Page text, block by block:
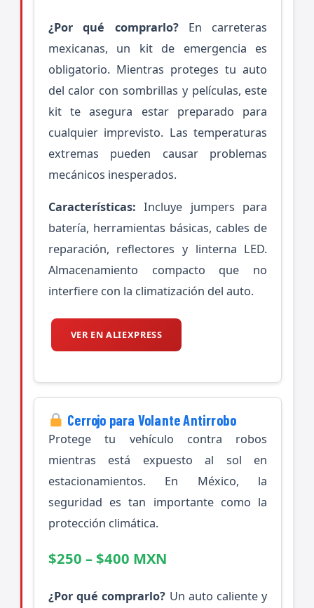
¿Por qué comprarlo?En carreteras
mexicanas, un kit de emergencia es
obligatorio. Mientras proteges tu auto
del calor con sombrillas y películas, este
kit te asegura estar preparado para
cualquier imprevisto. Las temperaturas
extremas pueden causar problemas
mecánicos inesperados.
Características: Incluye jumpers para
batería, herramientas básicas, cables de
reparación, reflectores y linterna LED.
Almacenamiento compacto que no
interfiere con la climatización del auto.
VER EN ALIEXPRESS
Cerrojo para Volante Antirrobo
Protege tu vehículo contra robos
mientras está expuesto al sol en
estacionamientos. En México, la
seguridad es tan importante como la
protección climática.
$250 – $400 MXN
¿Por qué comprarlo? Un auto caliente y